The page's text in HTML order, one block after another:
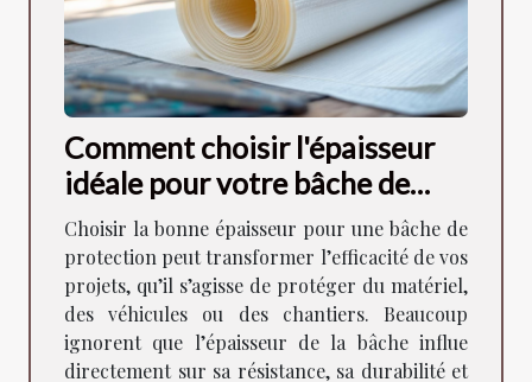
Comment choisir l'épaisseur
idéale pour votre bâche de
protection ?
Choisir la bonne épaisseur pour une bâche de
protection peut transformer l’efficacité de vos
projets, qu’il s’agisse de protéger du matériel,
des véhicules ou des chantiers. Beaucoup
ignorent que l’épaisseur de la bâche influe
directement sur sa résistance, sa durabilité et